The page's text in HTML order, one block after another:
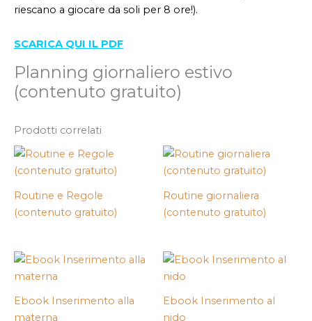
riescano a giocare da soli per 8 ore!).
SCARICA QUI IL PDF
Planning giornaliero estivo
(contenuto gratuito)
Prodotti correlati
Routine e Regole
(contenuto gratuito)
Routine giornaliera
(contenuto gratuito)
Ebook Inserimento alla
materna
Ebook Inserimento al
nido